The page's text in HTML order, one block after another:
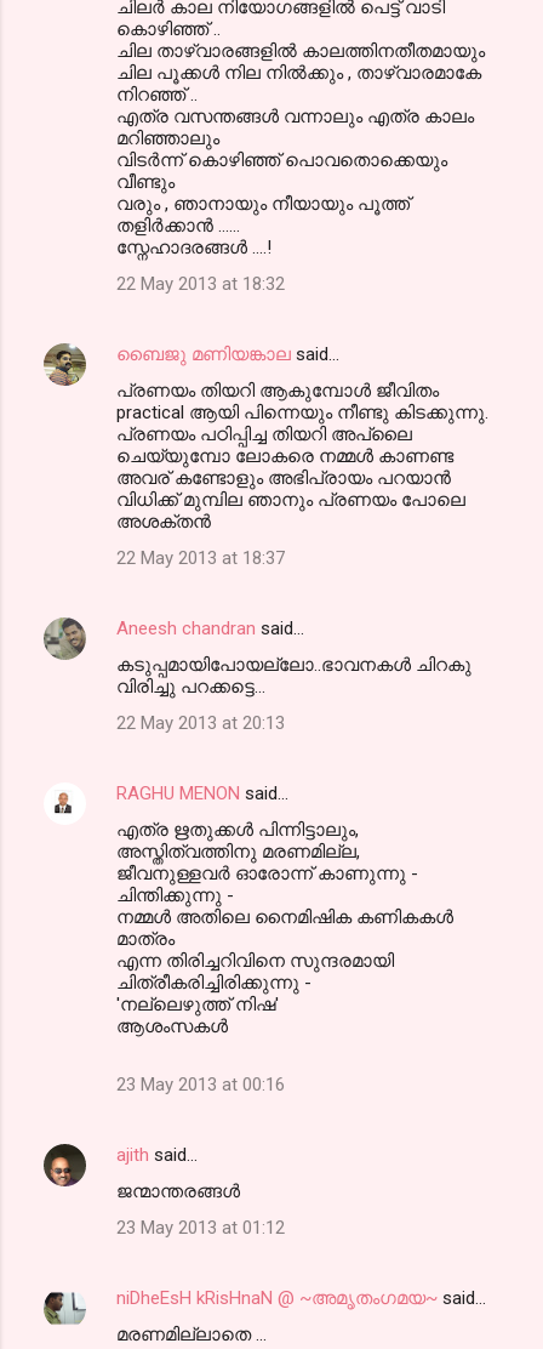
ചിലര്‍ കാല നിയോഗങ്ങളില്‍ പെട്ട് വാടി
കൊഴിഞ്ഞ് ..
ചില താഴ്വാരങ്ങളില്‍ കാലത്തിനതീതമായും
ചില പൂക്കള്‍ നില നില്‍ക്കും , താഴ്വാരമാകേ
നിറഞ്ഞ് ..
എത്ര വസന്തങ്ങള്‍ വന്നാലും എത്ര കാലം
മറിഞ്ഞാലും
വിടര്‍ന്ന് കൊഴിഞ്ഞ് പൊവതൊക്കെയും
വീണ്ടും
വരും , ഞാനായും നീയായും പൂത്ത്
തളിര്‍ക്കാന്‍ ......
സ്നേഹാദരങ്ങള്‍ ....!
22 May 2013 at 18:32
ബൈജു മണിയങ്കാല said…
പ്രണയം തിയറി ആകുമ്പോൾ ജീവിതം
practical ആയി പിന്നെയും നീണ്ടു കിടക്കുന്നു.
പ്രണയം പഠിപ്പിച്ച തിയറി അപ്ലൈ
ചെയ്യുമ്പോ ലോകരെ നമ്മൾ കാണണ്ട
അവര് കണ്ടോളും അഭിപ്രായം പറയാൻ
വിധിക്ക് മുമ്പില ഞാനും പ്രണയം പോലെ
അശക്തൻ
22 May 2013 at 18:37
Aneesh chandran said…
കടുപ്പമായിപോയല്ലോ..ഭാവനകള്‍ ചിറകു
വിരിച്ചു പറക്കട്ടെ...
22 May 2013 at 20:13
RAGHU MENON said…
എത്ര ഋതുക്കൾ പിന്നിട്ടാലും,
അസ്തിത്വത്തിനു മരണമില്ല,
ജീവനുള്ളവർ ഓരോന്ന് കാണുന്നു -
ചിന്തിക്കുന്നു -
നമ്മൾ അതിലെ നൈമിഷിക കണികകൾ
മാത്രം
എന്ന തിരിച്ചറിവിനെ സുന്ദരമായി
ചിത്രീകരിച്ചിരിക്കുന്നു -
'നല്ലെഴുത്ത് നിഷ'
ആശംസകൾ
23 May 2013 at 00:16
ajith said…
ജന്മാന്തരങ്ങള്‍
23 May 2013 at 01:12
niDheEsH kRisHnaN @ ~അമൃതംഗമയ~ said…
മരണമില്ലാതെ ...